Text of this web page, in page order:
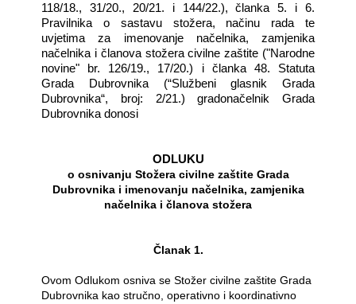
118/18., 31/20., 20/21. i 144/22.), članka 5. i 6.
Pravilnika o sastavu stožera, načinu rada te
uvjetima za imenovanje načelnika, zamjenika
načelnika i članova stožera civilne zaštite ("Narodne
novine" br. 126/19., 17/20.) i članka 48. Statuta
Grada Dubrovnika (“Službeni glasnik Grada
Dubrovnika“, broj: 2/21.) gradonačelnik Grada
Dubrovnika donosi
ODLUKU
o osnivanju Stožera civilne zaštite Grada
Dubrovnika i imenovanju načelnika, zamjenika
načelnika i članova stožera
Članak 1.
Ovom Odlukom osniva se Stožer civilne zaštite Grada
Dubrovnika kao stručno, operativno i koordinativno